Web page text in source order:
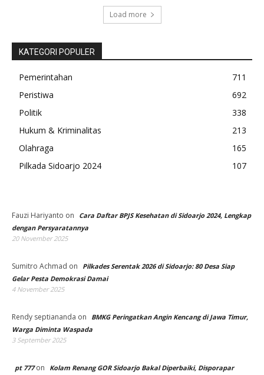
Load more
KATEGORI POPULER
Pemerintahan
711
Peristiwa
692
Politik
338
Hukum & Kriminalitas
213
Olahraga
165
Pilkada Sidoarjo 2024
107
Fauzi Hariyanto on
Cara Daftar BPJS Kesehatan di Sidoarjo 2024, Lengkap
dengan Persyaratannya
20 November 2025
Sumitro Achmad on
Pilkades Serentak 2026 di Sidoarjo: 80 Desa Siap
Gelar Pesta Demokrasi Damai
4 November 2025
Rendy septiananda on
BMKG Peringatkan Angin Kencang di Jawa Timur,
Warga Diminta Waspada
3 September 2025
pt 777on
Kolam Renang GOR Sidoarjo Bakal Diperbaiki, Disporapar